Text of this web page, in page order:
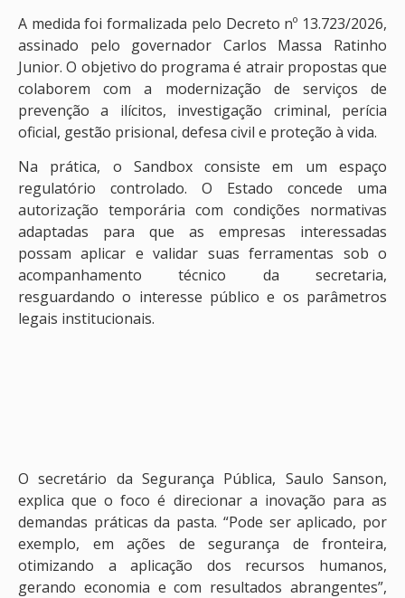
A medida foi formalizada pelo Decreto nº 13.723/2026,
assinado pelo governador Carlos Massa Ratinho
Junior. O objetivo do programa é atrair propostas que
colaborem com a modernização de serviços de
prevenção a ilícitos, investigação criminal, perícia
oficial, gestão prisional, defesa civil e proteção à vida.
Na prática, o Sandbox consiste em um espaço
regulatório controlado. O Estado concede uma
autorização temporária com condições normativas
adaptadas para que as empresas interessadas
possam aplicar e validar suas ferramentas sob o
acompanhamento técnico da secretaria,
resguardando o interesse público e os parâmetros
legais institucionais.
O secretário da Segurança Pública, Saulo Sanson,
explica que o foco é direcionar a inovação para as
demandas práticas da pasta. “Pode ser aplicado, por
exemplo, em ações de segurança de fronteira,
otimizando a aplicação dos recursos humanos,
gerando economia e com resultados abrangentes”,